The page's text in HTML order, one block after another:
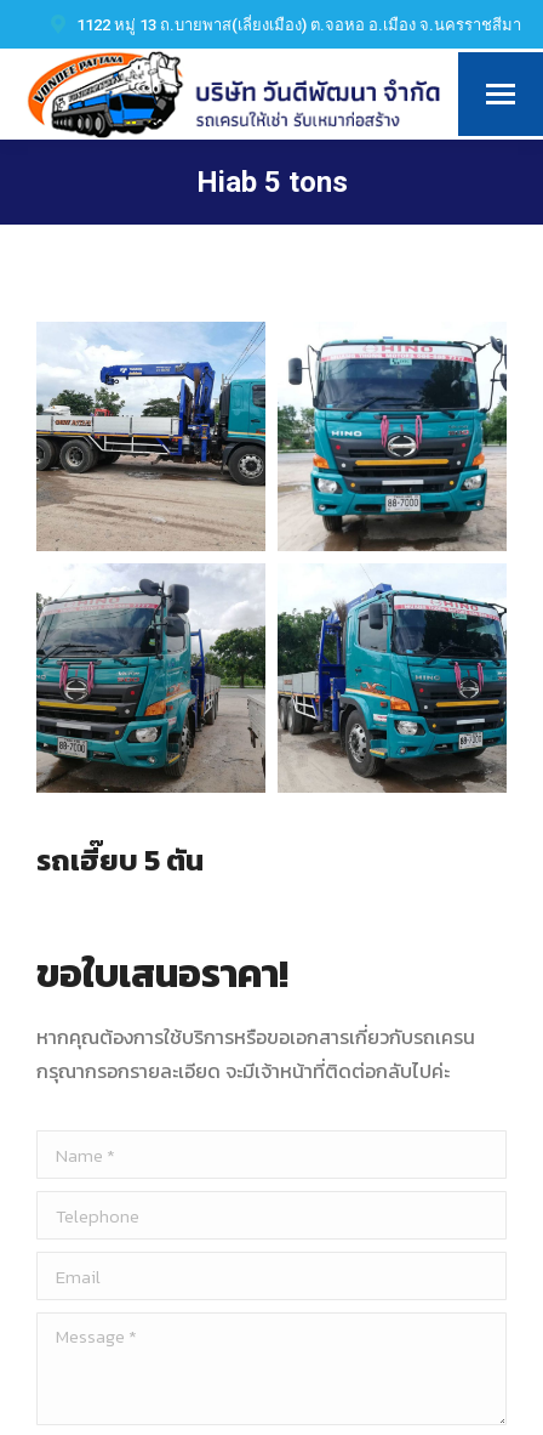
1122 หมู่ 13 ถ.บายพาส(เลี่ยงเมือง) ต.จอหอ อ.เมือง จ.นครราชสีมา
Hiab 5 tons
You are here:
รถเฮี๊ยบ 5 ตัน
ขอใบเสนอราคา!
หากคุณต้องการใช้บริการหรือขอเอกสารเกี่ยวกับรถเครน
กรุณากรอกรายละเอียด จะมีเจ้าหน้าที่ติดต่อกลับไปค่ะ